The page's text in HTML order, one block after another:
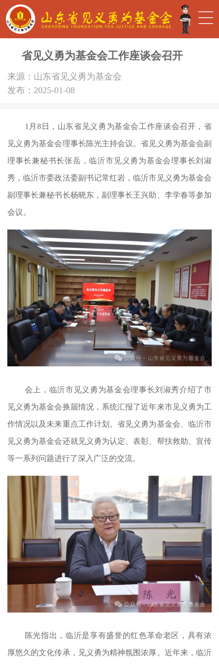
省见义勇为基金会工作座谈会召开
来源：山东省见义勇为基金会
发布：2025-01-08
1月8日，山东省见义勇为基金会工作座谈会召开，省
见义勇为基金会理事长陈光主持会议。省见义勇为基金会副
理事长兼秘书长张岳，临沂市见义勇为基金会理事长刘淑
秀，临沂市委政法委副书记常红岩，临沂市见义勇为基金会
副理事长兼秘书长杨晓东，副理事长王兴助、李学春等参加
会议。
会上，临沂市见义勇为基金会理事长刘淑秀介绍了市
见义勇为基金会换届情况，系统汇报了近年来市见义勇为工
作情况以及未来重点工作计划。省见义勇为基金会、临沂市
见义勇为基金会还就见义勇为认定、表彰、帮扶救助、宣传
等一系列问题进行了深入广泛的交流。
陈光指出，临沂是享有盛誉的红色革命老区，具有浓
厚悠久的文化传承，见义勇为精神氛围浓厚。近年来，临沂